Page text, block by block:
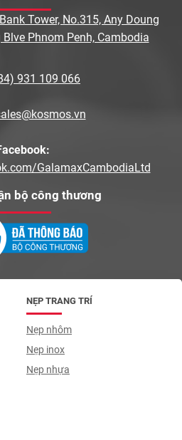
Tower, No.315, Any Doung
Phnom Penh, Cambodia
931 109 066
GalamaxCambodiaLtd
bộ công thương
NẸP TRANG TRÍ
Nẹp nhôm
Nẹp inox
Nẹp nhựa